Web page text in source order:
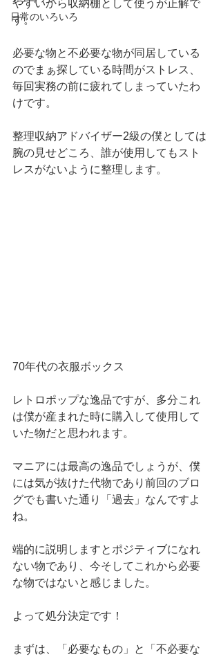
日常のいろいろ
やすいから収納棚として使うが正解で
す。
必要な物と不必要な物が同居している
のでまぁ探している時間がストレス、
毎回実務の前に疲れてしまっていたわ
けです。
整理収納アドバイザー2級の僕としては
腕の見せどころ、誰が使用してもスト
レスがないように整理します。
70年代の衣服ボックス
レトロポップな逸品ですが、多分これ
は僕が産まれた時に購入して使用して
いた物だと思われます。
マニアには最高の逸品でしょうが、僕
には気が抜けた代物であり前回のブロ
グでも書いた通り「過去」なんですよ
ね。
端的に説明しますとポジティブになれ
ない物であり、今そしてこれから必要
な物ではないと感じました。
よって処分決定です！
まずは、「必要なもの」と「不必要な